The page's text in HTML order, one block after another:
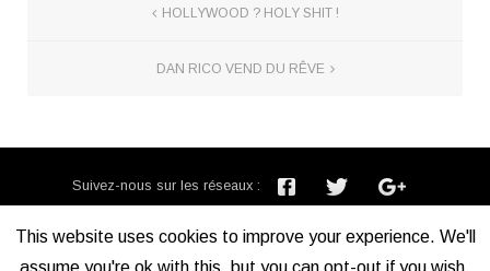
HOLLYWOOD ? HOLY SHIT !
DAN RICO VEND DU RÊVE
Suivez-nous sur les réseaux :
This website uses cookies to improve your experience. We'll
assume you're ok with this, but you can opt-out if you wish.